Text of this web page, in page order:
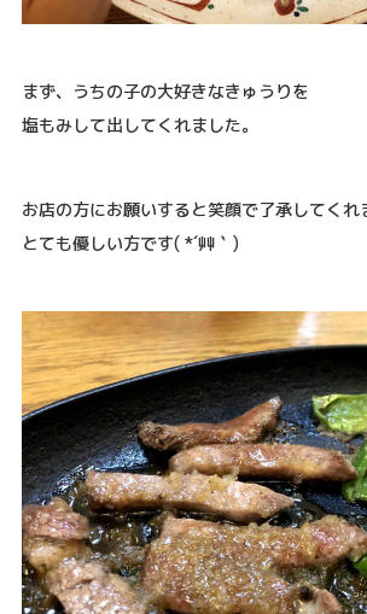
まず、うちの子の大好きなきゅうりを
塩もみして出してくれました。
お店の方にお願いすると笑顔で了承してくれ
とても優しい方です( *´艸｀)